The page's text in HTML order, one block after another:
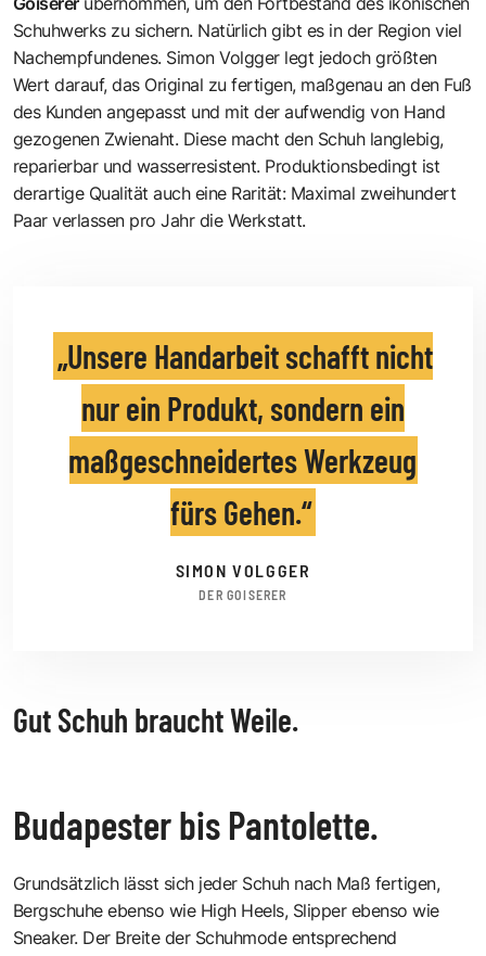
Schuhwerks zu sichern. Natürlich gibt es in der Region viel
Nachempfundenes. Simon Volgger legt jedoch größten
Wert darauf, das Original zu fertigen, maßgenau an den Fuß
des Kunden angepasst und mit der aufwendig von Hand
gezogenen Zwienaht. Diese macht den Schuh langlebig,
reparierbar und wasserresistent. Produktionsbedingt ist
derartige Qualität auch eine Rarität: Maximal zweihundert
Paar verlassen pro Jahr die Werkstatt.
Unsere Handarbeit schafft nicht
nur ein Produkt, sondern ein
maßgeschneidertes Werkzeug
fürs Gehen.
SIMON VOLGGER
DER GOISERER
Gut Schuh braucht Weile.
Budapester bis Pantolette.
Grundsätzlich lässt sich jeder Schuh nach Maß fertigen,
Bergschuhe ebenso wie High Heels, Slipper ebenso wie
Sneaker. Der Breite der Schuhmode entsprechend